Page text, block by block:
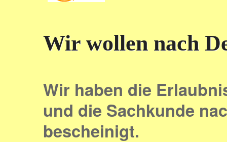
Wir wollen nach
Wir haben die
und die Sachkunde
bescheinigt.